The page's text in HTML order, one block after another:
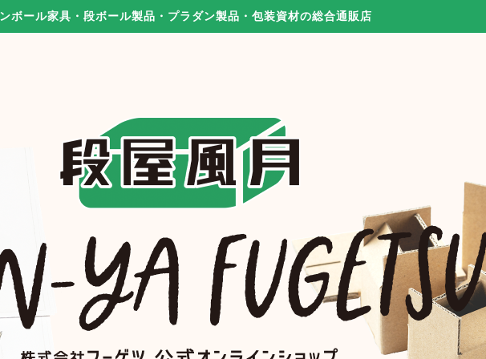
ボール家具・段ボール製品・プラダン製品・包装資材の総合通販店